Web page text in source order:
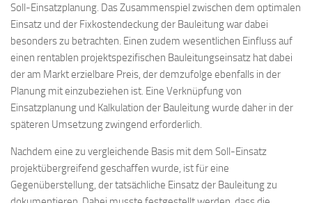
Soll-Einsatzplanung. Das Zusammenspiel zwischen dem optimalen
Einsatz und der Fixkostendeckung der Bauleitung war dabei
besonders zu betrachten. Einen zudem wesentlichen Einfluss auf
einen rentablen projektspezifischen Bauleitungseinsatz hat dabei
der am Markt erzielbare Preis, der demzufolge ebenfalls in der
Planung mit einzubeziehen ist. Eine Verknüpfung von
Einsatzplanung und Kalkulation der Bauleitung wurde daher in der
späteren Umsetzung zwingend erforderlich.
Nachdem eine zu vergleichende Basis mit dem Soll-Einsatz
projektübergreifend geschaffen wurde, ist für eine
Gegenüberstellung, der tatsächliche Einsatz der Bauleitung zu